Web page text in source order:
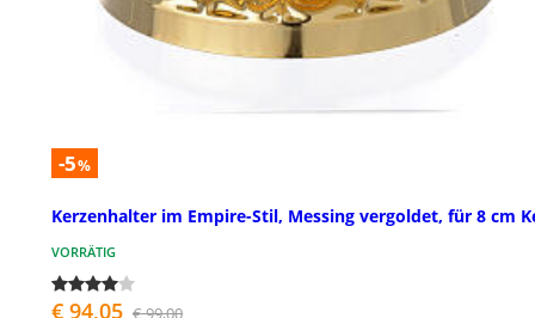
-5%
Kerzenhalter im Empire-Stil, Messing vergoldet, für 8 cm
VORRÄTIG
€ 94,05 € 99,00